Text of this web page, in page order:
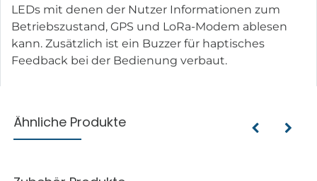
LEDs mit denen der Nutzer Informationen zum
Betriebszustand, GPS und LoRa-Modem ablesen
kann. Zusätzlich ist ein Buzzer für haptisches
Feedback bei der Bedienung verbaut.
Ähnliche Produkte